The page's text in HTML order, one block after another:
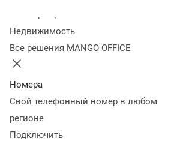
Недвижимость
Все решения MANGO OFFICE
Номера
Свой телефонный номер в любом
регионе
Подключить
как его улучшить
13 июня 202421 180
Оглавление
Почему клиентский сервис важен для
работать со сложными клиентами
качество сервиса
мотивировать сотрудников к развитию